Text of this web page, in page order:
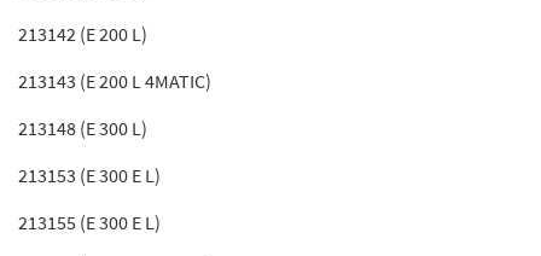
213142 (E 200 L)
213143 (E 200 L 4MATIC)
213148 (E 300 L)
213153 (E 300 E L)
213155 (E 300 E L)